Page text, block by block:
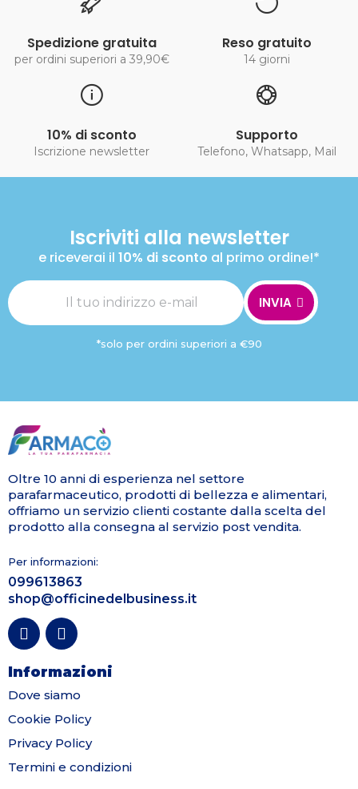
Spedizione gratuita
per ordini superiori a 39,90€
Reso gratuito
14 giorni
10% di sconto
Iscrizione newsletter
Supporto
Telefono, Whatsapp, Mail
Iscriviti alla newsletter
e riceverai il 10% di sconto al primo ordine!*
INVIA
*solo per ordini superiori a €90
Oltre 10 anni di esperienza nel settore
parafarmaceutico, prodotti di bellezza e alimentari,
offriamo un servizio clienti costante dalla scelta del
prodotto alla consegna al servizio post vendita.
Per informazioni:
099613863
shop@officinedelbusiness.it
Informazioni
Dove siamo
Cookie Policy
Privacy Policy
Termini e condizioni